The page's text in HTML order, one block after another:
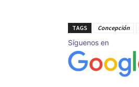
TAGS Concepción
Síguenos en